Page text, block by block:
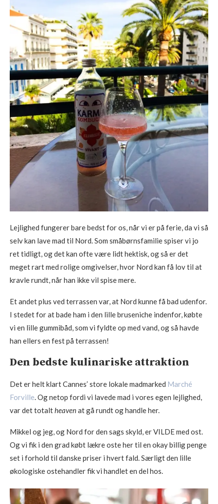
Lejlighed fungerer bare bedst for os, når vi er på ferie, da vi så
selv kan lave mad til Nord. Som småbørnsfamilie spiser vi jo
ret tidligt, og det kan ofte være lidt hektisk, og så er det
meget rart med rolige omgivelser, hvor Nord kan få lov til at
kravle rundt, når han ikke vil spise mere.
Et andet plus ved terrassen var, at Nord kunne få bad udenfor.
I stedet for at bade ham i den lille bruseniche indenfor, købte
vi en lille gummibåd, som vi fyldte op med vand, og så havde
han ellers en fest på terrassen!
Den bedste kulinariske attraktion
Det er helt klart Cannes’ store lokale madmarked Marché
Forville. Og netop fordi vi lavede mad i vores egen lejlighed,
var det totaltheavenat gå rundt og handle her.
Mikkel og jeg, og Nord for den sags skyld, er VILDE med ost.
Og vi fik i den grad købt lækre oste her til en okay billig penge
set i forhold til danske priser i hvert fald. Særligt den lille
økologiske ostehandler fik vi handlet en del hos.